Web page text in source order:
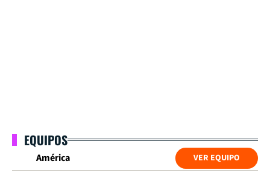
EQUIPOS
América VER EQUIPO